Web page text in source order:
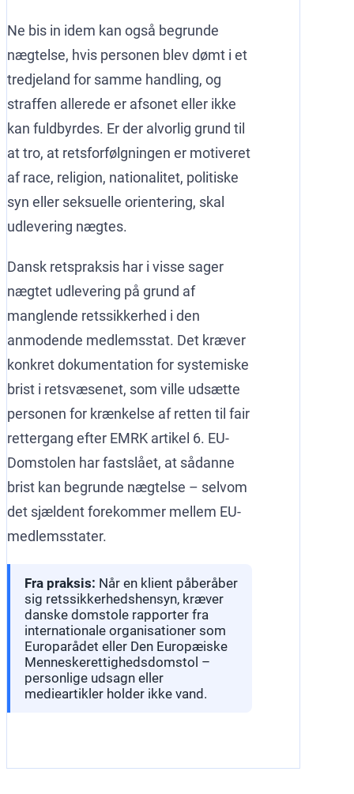
Ne bis in idem kan også begrunde
nægtelse, hvis personen blev dømt i et
tredjeland for samme handling, og
straffen allerede er afsonet eller ikke
kan fuldbyrdes. Er der alvorlig grund til
at tro, at retsforfølgningen er motiveret
af race, religion, nationalitet, politiske
syn eller seksuelle orientering, skal
udlevering nægtes.
Dansk retspraksis har i visse sager
nægtet udlevering på grund af
manglende retssikkerhed i den
anmodende medlemsstat. Det kræver
konkret dokumentation for systemiske
brist i retsvæsenet, som ville udsætte
personen for krænkelse af retten til fair
rettergang efter EMRK artikel 6. EU-
Domstolen har fastslået, at sådanne
brist kan begrunde nægtelse – selvom
det sjældent forekommer mellem EU-
medlemsstater.
Fra praksis: Når en klient påberåber
sig retssikkerhedshensyn, kræver
danske domstole rapporter fra
internationale organisationer som
Europarådet eller Den Europæiske
Menneskerettighedsdomstol –
personlige udsagn eller
medieartikler holder ikke vand.